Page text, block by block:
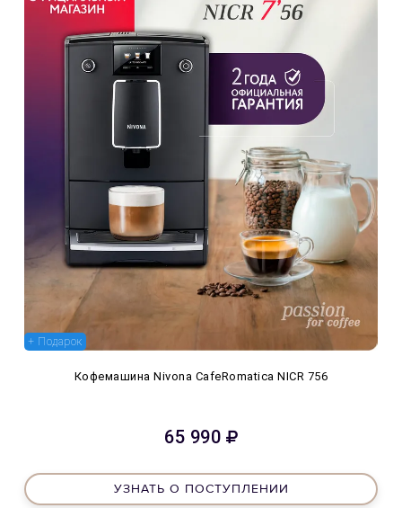
+ Подарок
Кофемашина Nivona CafeRomatica NICR 756
65 990
УЗНАТЬ О ПОСТУПЛЕНИИ